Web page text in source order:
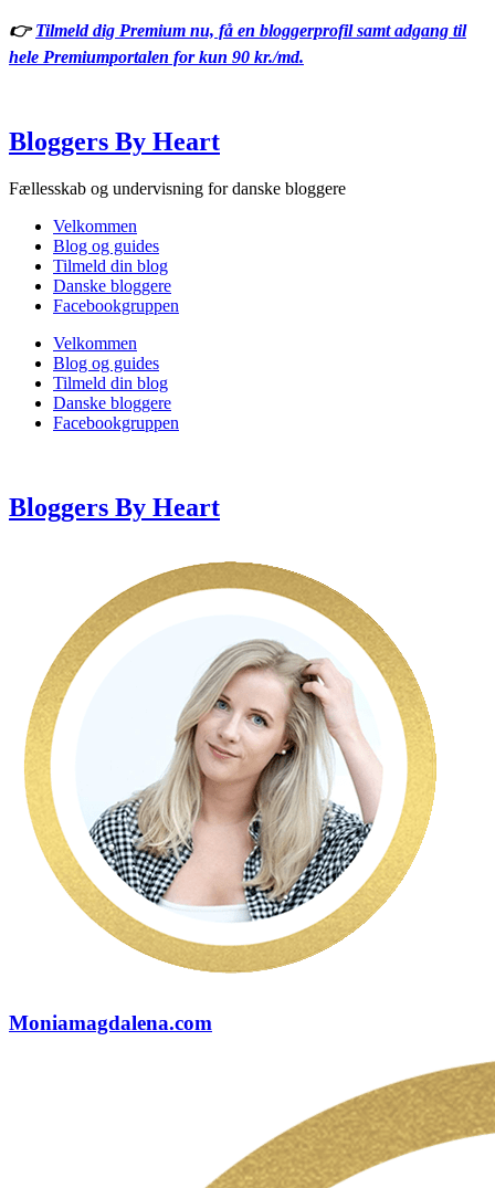
Videre
indhold
👉Tilmeld dig Premium nu, få en bloggerprofil samt adgang til
hele Premiumportalen for kun 90 kr./md.
Bloggers By Heart
Fællesskab og undervisning for danske bloggere
Velkommen
Blog og guides
Tilmeld din blog
Danske bloggere
Facebookgruppen
Velkommen
Blog og guides
Tilmeld din blog
Danske bloggere
Facebookgruppen
Bloggers By Heart
Moniamagdalena.com